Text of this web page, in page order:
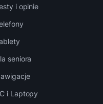
i opinie
seniora
i Laptopy